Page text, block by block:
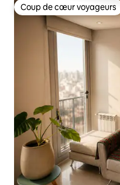
Coup de cœur voyageurs
Coup de cœur voyageurs